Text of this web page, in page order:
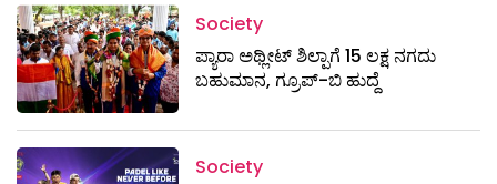
Society
ಪ್ಯಾರಾ ಅಥ್ಲೀಟ್ ಶಿಲ್ಪಾಗೆ 15 ಲಕ್ಷ ನಗದು
ಬಹುಮಾನ, ಗ್ರೂಪ್-ಬಿ ಹುದ್ದೆ
Society